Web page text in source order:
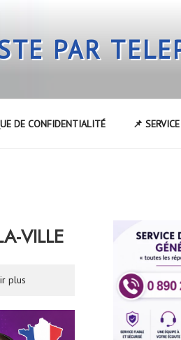
PAR
DE CONFIDENTIALITÉ 📌
VILLE
plus